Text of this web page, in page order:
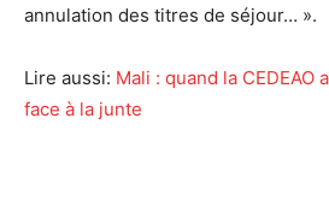
annulation des titres de séjour… ».
Lire aussi: Mali : quand la
face à la junte